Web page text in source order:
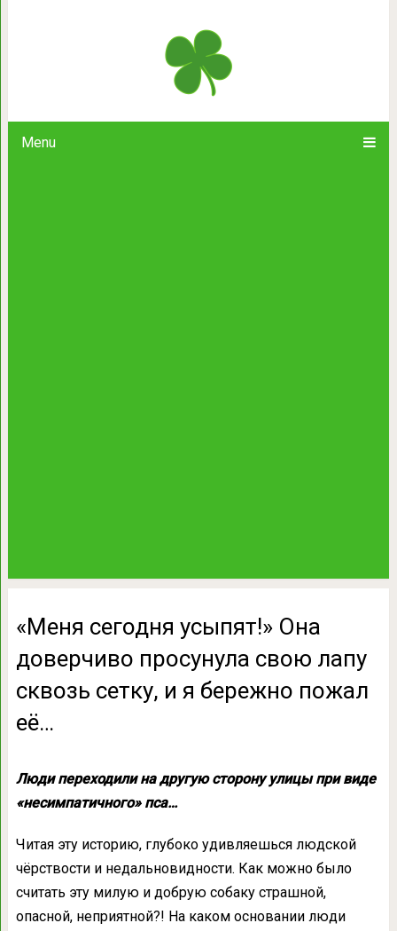
Menu
«Меня сегодня усыпят!» Она
сквозь сетку, и я
«Меня сегодня усыпят!» Она
доверчиво просунула свою лапу
сквозь сетку, и я бережно пожал
её…
Люди переходили на другую сторону улицы при виде
«несимпатичного» пса…
Читая эту историю, глубоко удивляешься людской
чёрствости и недальновидности. Как можно было
считать эту милую и добрую собаку страшной,
опасной, неприятной?! На каком основании люди